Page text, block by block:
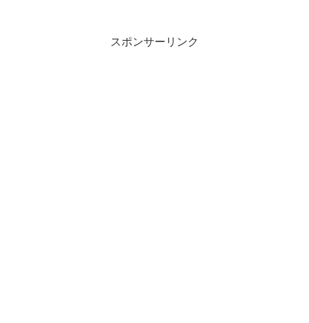
スポンサーリンク